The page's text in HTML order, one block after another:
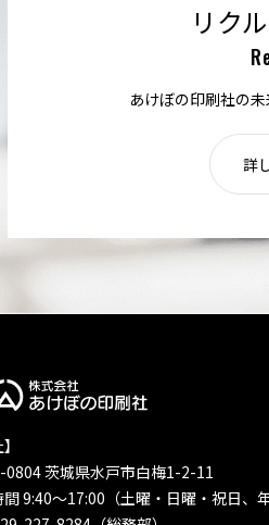
リク
あけぼの印刷社の
詳
0804 茨城県水戸市白梅1-2-11
9:40〜17:00（土曜・日曜・祝日、